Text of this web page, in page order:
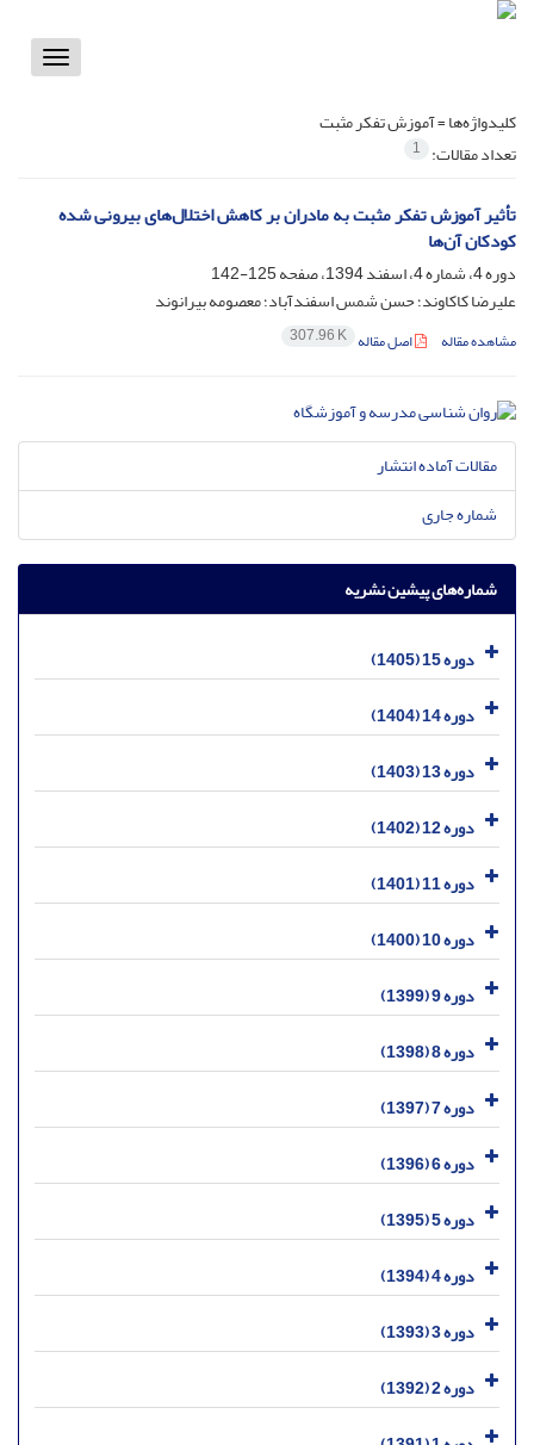
Toggle
کلیدواژه‌ها =آموزش تفکر مثبت
تعداد مقالات: 1
تأثیر آموزش تفکر مثبت به مادران بر کاهش اختلال‌های بیرونی شده
کودکان آن‌ها
دوره 4، شماره 4، اسفند 1394، صفحه
125-142
علیرضا کاکاوند؛ حسن شمس اسفندآباد؛ معصومه بیرانوند
مشاهده مقاله اصل مقاله 307.96 K
مقالات آماده انتشار
شماره جاری
شماره‌های پیشین نشریه
دوره 15 (1405)
دوره 14 (1404)
دوره 13 (1403)
دوره 12 (1402)
دوره 11 (1401)
دوره 10 (1400)
دوره 9 (1399)
دوره 8 (1398)
دوره 7 (1397)
دوره 6 (1396)
دوره 5 (1395)
دوره 4 (1394)
دوره 3 (1393)
دوره 2 (1392)